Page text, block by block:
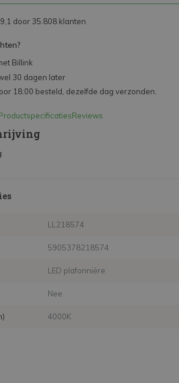
door 35.808 klanten
Billink
30 dagen later
18:00 besteld, dezelfde dag verzonden.
Reviews
LL218574
5905378218574
LED plafonnière
Nee
4000K